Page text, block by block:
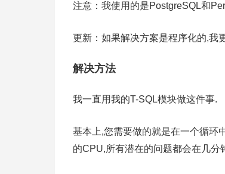
注意：我使用的是PostgreSQL和
更新：如果解决方案是程序化的,我
解决方法
我一直用我的T-SQL模块做这件事.
基本上,您需要做的就是在一个循环
的CPU,所有潜在的问题都会在几分